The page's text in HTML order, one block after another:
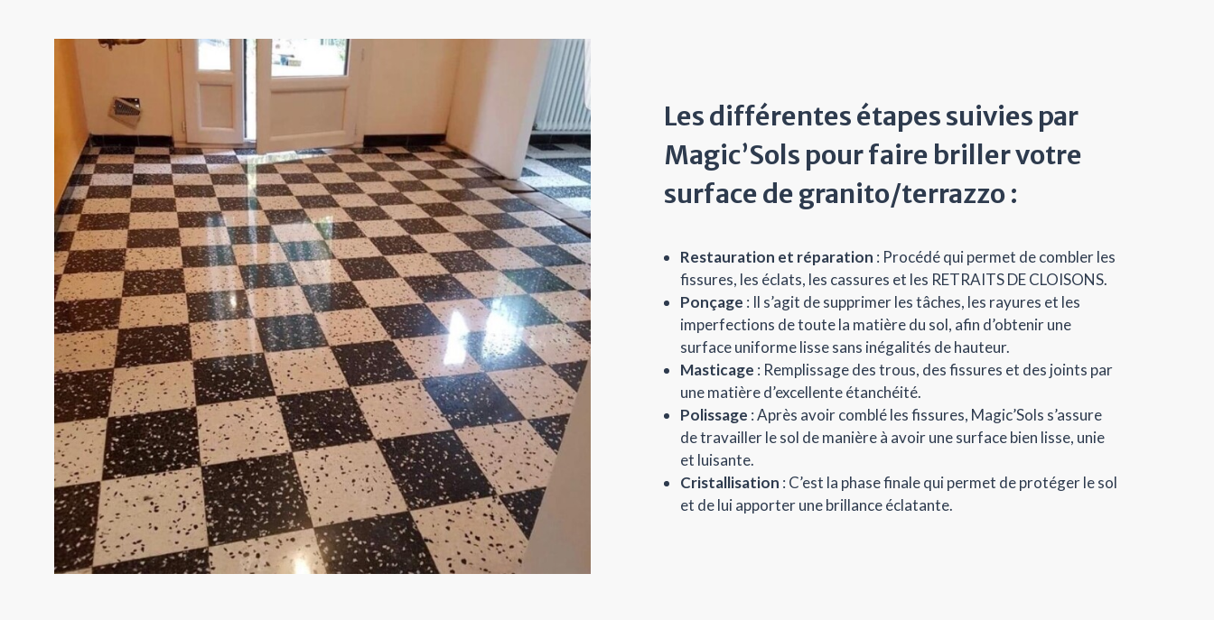
Les différentes étapes suivies par
Magic’Sols pour faire briller votre
surface de granito/terrazzo :
Restauration et réparation : Procédé qui permet de combler les
fissures, les éclats, les cassures et les RETRAITS DE CLOISONS.
Ponçage : Il s’agit de supprimer les tâches, les rayures et les
imperfections de toute la matière du sol, afin d’obtenir une
surface uniforme lisse sans inégalités de hauteur.
Masticage : Remplissage des trous, des fissures et des joints par
une matière d’excellente étanchéité.
Polissage : Après avoir comblé les fissures, Magic’Sols s’assure
de travailler le sol de manière à avoir une surface bien lisse, unie
et luisante.
Cristallisation : C’est la phase finale qui permet de protéger le sol
et de lui apporter une brillance éclatante.